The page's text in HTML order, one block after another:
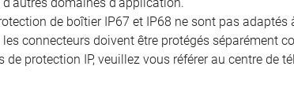
domaines d'application.
de boîtier IP67 et IP68 ne sont pas
connecteurs doivent être protégés séparément
protection IP, veuillez vous référer au centre de